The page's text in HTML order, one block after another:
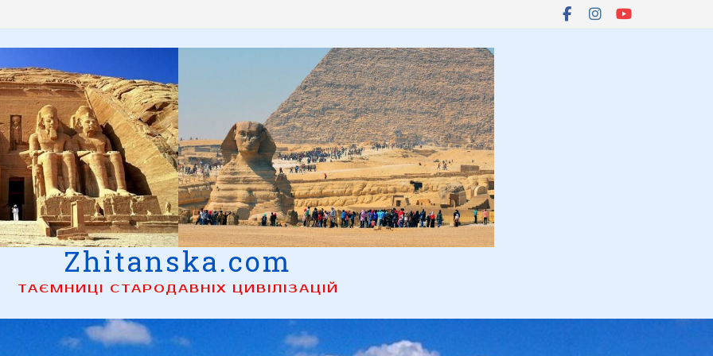
Zhitanska.com
ТАЄМНИЦІ СТАРОДАВНІХ ЦИВІЛІЗАЦІЙ